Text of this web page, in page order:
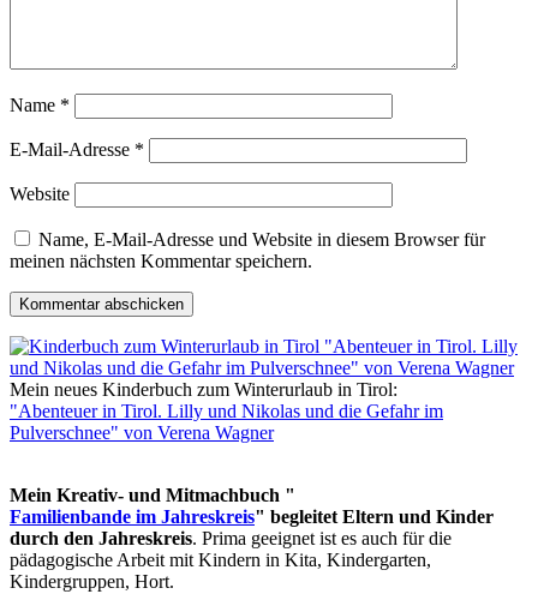
Name *
E-Mail-Adresse *
Website
Name, E-Mail-Adresse und Website in diesem Browser für
meinen nächsten Kommentar speichern.
Mein neues Kinderbuch zum Winterurlaub in Tirol:
"Abenteuer in Tirol. Lilly und Nikolas und die Gefahr im
Pulverschnee" von Verena Wagner
Mein Kreativ- und Mitmachbuch "
Familienbande im Jahreskreis" begleitet Eltern und Kinder
durch den Jahreskreis. Prima geeignet ist es auch für die
pädagogische Arbeit mit Kindern in Kita, Kindergarten,
Kindergruppen, Hort.